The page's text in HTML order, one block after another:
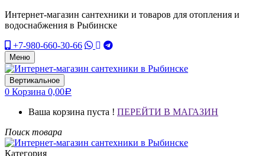
Интернет-магазин сантехники и товаров для отопления и
водоснабжения в Рыбинске
+7-980-660-30-66
Меню
Вертикальное
0 Корзина 0,00Р
Ваша корзина пуста ! ПЕРЕЙТИ В МАГАЗИН
Поиск товара
Категория